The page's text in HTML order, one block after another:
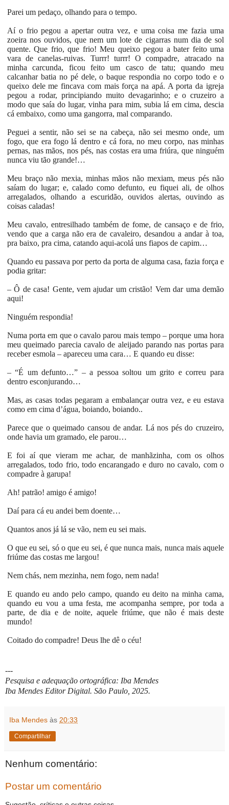
Parei um pedaço, olhando para o tempo.
Aí o frio pegou a apertar outra vez, e uma coisa me fazia uma
zoeira nos ouvidos, que nem um lote de cigarras num dia de sol
quente. Que frio, que frio! Meu queixo pegou a bater feito uma
vara de canelas-ruivas. Turrr! turrr! O compadre, atracado na
minha carcunda, ficou feito um casco de tatu; quando meu
calcanhar batia no pé dele, o baque respondia no corpo todo e o
queixo dele me fincava com mais força na apá. A porta da igreja
pegou a rodar, principiando muito devagarinho; e o cruzeiro a
modo que saía do lugar, vinha para mim, subia lá em cima, descia
cá embaixo, como uma gangorra, mal comparando.
Peguei a sentir, não sei se na cabeça, não sei mesmo onde, um
fogo, que era fogo lá dentro e cá fora, no meu corpo, nas minhas
pernas, nas mãos, nos pés, nas costas era uma friúra, que ninguém
nunca viu tão grande!…
Meu braço não mexia, minhas mãos não mexiam, meus pés não
saíam do lugar; e, calado como defunto, eu fiquei ali, de olhos
arregalados, olhando a escuridão, ouvidos alertas, ouvindo as
coisas caladas!
Meu cavalo, entresilhado também de fome, de cansaço e de frio,
vendo que a carga não era de cavaleiro, desandou a andar à toa,
pra baixo, pra cima, catando aqui-acolá uns fiapos de capim…
Quando eu passava por perto da porta de alguma casa, fazia força e
podia gritar:
– Ô de casa! Gente, vem ajudar um cristão! Vem dar uma demão
aqui!
Ninguém respondia!
Numa porta em que o cavalo parou mais tempo – porque uma hora
meu queimado parecia cavalo de aleijado parando nas portas para
receber esmola – apareceu uma cara… E quando eu disse:
– “É um defunto…” – a pessoa soltou um grito e correu para
dentro esconjurando…
Mas, as casas todas pegaram a embalançar outra vez, e eu estava
como em cima d’água, boiando, boiando..
Parece que o queimado cansou de andar. Lá nos pés do cruzeiro,
onde havia um gramado, ele parou…
E foi aí que vieram me achar, de manhãzinha, com os olhos
arregalados, todo frio, todo encarangado e duro no cavalo, com o
compadre à garupa!
Ah! patrão! amigo é amigo!
Daí para cá eu andei bem doente…
Quantos anos já lá se vão, nem eu sei mais.
O que eu sei, só o que eu sei, é que nunca mais, nunca mais aquele
friúme das costas me largou!
Nem chás, nem mezinha, nem fogo, nem nada!
E quando eu ando pelo campo, quando eu deito na minha cama,
quando eu vou a uma festa, me acompanha sempre, por toda a
parte, de dia e de noite, aquele friúme, que não é mais deste
mundo!
Coitado do compadre! Deus lhe dê o céu!
---
Pesquisa e adequação ortográfica: Iba Mendes
Iba Mendes Editor Digital. São Paulo, 2025.
Iba Mendes às 20:33
Compartilhar
Nenhum comentário:
Postar um comentário